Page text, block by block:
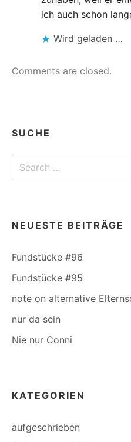
ich auch schon
Wird geladen …
Comments are closed.
SUCHE
Search
NEUESTE BEITRÄGE
Fundstücke #96
Fundstücke #95
note on alternative
nur da sein
Nie nur Conni
KATEGORIEN
aufgeschrieben